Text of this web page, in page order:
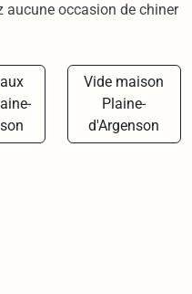
aucune occasion de chiner
Vide maison
Plaine-
d'Argenson